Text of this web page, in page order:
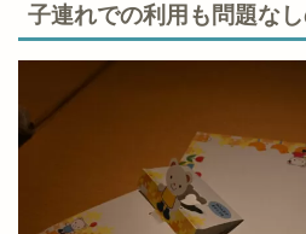
子連れでの利用も問題な